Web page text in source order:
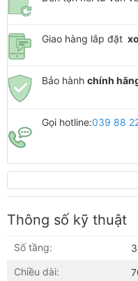
Giao hàng lắp đặt
Bảo hành chính
Gọi hotline:039 88
Thông số kỹ thuật
Số tầng:
Chiều dài: